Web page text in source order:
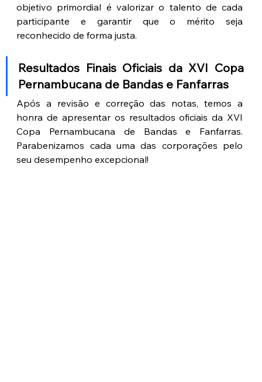
objetivo primordial é valorizar o talento de cada
participante e garantir que o mérito seja
reconhecido de forma justa.
Resultados Finais Oficiais da XVI Copa
Pernambucana de Bandas e Fanfarras
Após a revisão e correção das notas, temos a
honra de apresentar os resultados oficiais da XVI
Copa Pernambucana de Bandas e Fanfarras.
Parabenizamos cada uma das corporações pelo
seu desempenho excepcional!